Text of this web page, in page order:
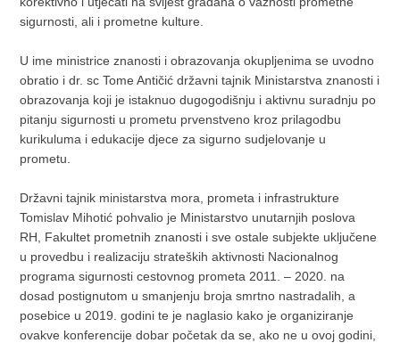
sigurnosti, ali i prometne kulture.
U ime ministrice znanosti i obrazovanja okupljenima se uvodno
obratio i dr. sc Tome Antičić državni tajnik Ministarstva znanosti i
obrazovanja koji je istaknuo dugogodišnju i aktivnu suradnju po
pitanju sigurnosti u prometu prvenstveno kroz prilagodbu
kurikuluma i edukacije djece za sigurno sudjelovanje u
prometu.
Državni tajnik ministarstva mora, prometa i infrastrukture
Tomislav Mihotić pohvalio je Ministarstvo unutarnjih poslova
RH, Fakultet prometnih znanosti i sve ostale subjekte uključene
u provedbu i realizaciju strateških aktivnosti Nacionalnog
programa sigurnosti cestovnog prometa 2011. – 2020. na
dosad postignutom u smanjenju broja smrtno nastradalih, a
posebice u 2019. godini te je naglasio kako je organiziranje
ovakve konferencije dobar početak da se, ako ne u ovoj godini,